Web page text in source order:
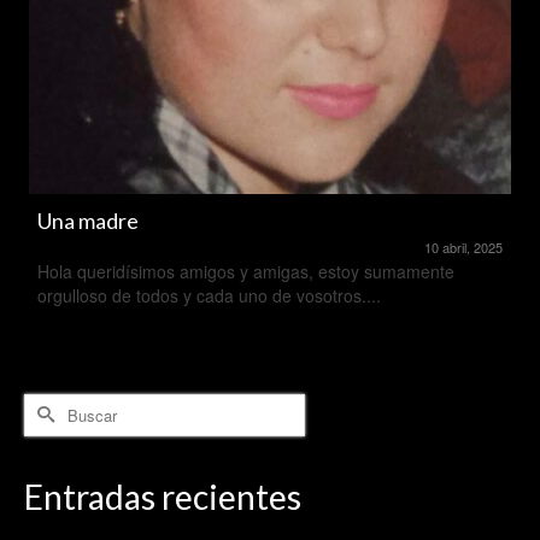
Una madre
10 abril, 2025
Hola queridísimos amigos y amigas, estoy sumamente
orgulloso de todos y cada uno de vosotros....
Buscar
por:
Entradas recientes